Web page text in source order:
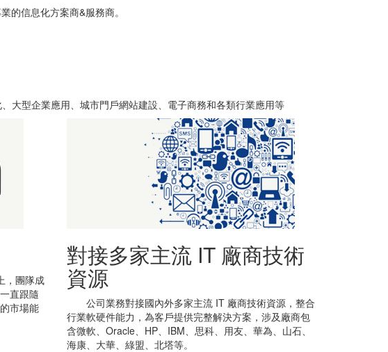
的信息化方案商&服務商。
大型企業應用、城市門戶網站建設、電子商務和各類行業應用等
，團隊成
直跟隨
市場能
對接多家主流 IT 廠商技術
資源
公司業務對接國內外多家主流 IT 廠商技術資源，整合
行業軟硬件能力，為客戶提供完整解決方案，涉及廠商包
含微軟、Oracle、HP、IBM、思科、用友、華為、山石、
海康、大華、綠盟、北塔等。